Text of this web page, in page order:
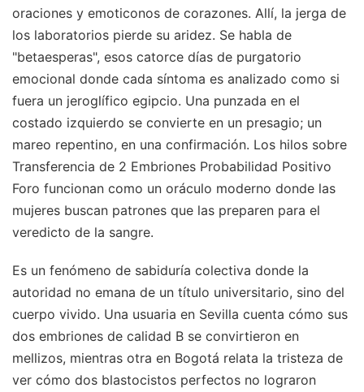
oraciones y emoticonos de corazones. Allí, la jerga de
los laboratorios pierde su aridez. Se habla de
"betaesperas", esos catorce días de purgatorio
emocional donde cada síntoma es analizado como si
fuera un jeroglífico egipcio. Una punzada en el
costado izquierdo se convierte en un presagio; un
mareo repentino, en una confirmación. Los hilos sobre
Transferencia de 2 Embriones Probabilidad Positivo
Foro funcionan como un oráculo moderno donde las
mujeres buscan patrones que las preparen para el
veredicto de la sangre.
Es un fenómeno de sabiduría colectiva donde la
autoridad no emana de un título universitario, sino del
cuerpo vivido. Una usuaria en Sevilla cuenta cómo sus
dos embriones de calidad B se convirtieron en
mellizos, mientras otra en Bogotá relata la tristeza de
ver cómo dos blastocistos perfectos no lograron